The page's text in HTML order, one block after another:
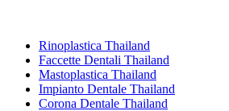
Rinoplastica Thailand
Faccette Dentali Thailand
Mastoplastica Thailand
Impianto Dentale Thailand
Corona Dentale Thailand